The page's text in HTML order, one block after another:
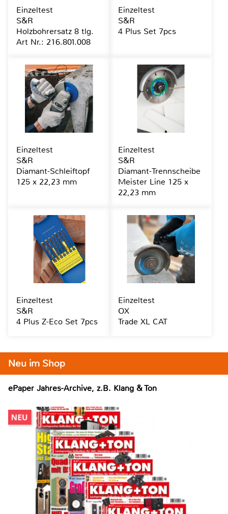
Neu im Shop
ePaper Jahres-Archive, z.B. Klang & Ton
Einzeltest
S&R
Holzbohrersatz 8 tlg.
Art Nr.: 216.801.008
Einzeltest
S&R
4 Plus Set 7pcs
Einzeltest
S&R
Diamant-Schleiftopf
125 x 22,23 mm
Einzeltest
S&R
Diamant-Trennscheibe
Meister Line 125 x
22,23 mm
Einzeltest
S&R
4 Plus Z-Eco Set 7pcs
Einzeltest
OX
Trade XL CAT